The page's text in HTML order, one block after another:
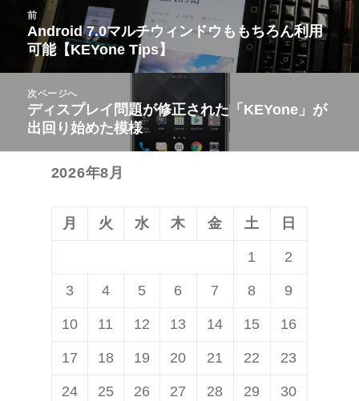
ビ
前
前
の
投
稿:
Android 7.0マルチウィンドウももちろん利用
可能【KEYone Tips】
次ページへ
次
の
ディスプレイ問題が修正された「KEYone」が
出回り始めた模様
2026年8月
月 火 水 木 金 土 日
1 2
3 4 5 6 7 8 9
10 11 12 13 14 15 16
17 18 19 20 21 22 23
24 25 26 27 28 29 30